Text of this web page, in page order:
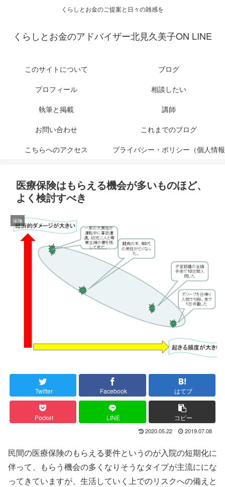
くらしとお金のご提案と日々の雑感を
くらしとお金のアドバイザー北見久美子ON LINE
このサイトについて
ブログ
プロフィール
相談したい
執筆と掲載
講師
お問い合わせ
これまでのブログ
こちらへのアクセス
プライバシー・ポリシー（個人情報
医療保険はもらえる機会が多いものほど、
よく検討すべき
保険
Twitter Facebook はてブ
Pocket LINE コピー
2020.05.22 2019.07.08
民間の医療保険のもらえる要件というのが入院の短期化に
伴って、もらう機会の多くなりそうなタイプが主流ににな
ってきていますが、生活していく上でのリスクへの備えと